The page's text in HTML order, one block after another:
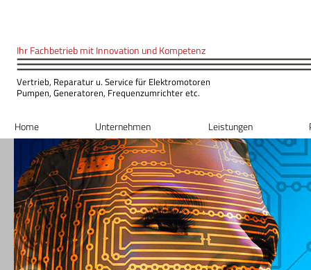
Ihr Fachbetrieb mit Innovation und Kompetenz
Vertrieb, Reparatur u. Service für Elektromotoren
Pumpen, Generatoren, Frequenzumrichter etc.
Home Unternehmen Leistungen